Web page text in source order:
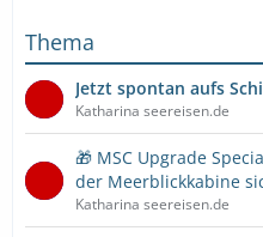
Thema
Jetzt spontan aufs
Katharina seereisen.de
🎁 MSC Upgrade
der Meerblickkabine
Katharina seereisen.de